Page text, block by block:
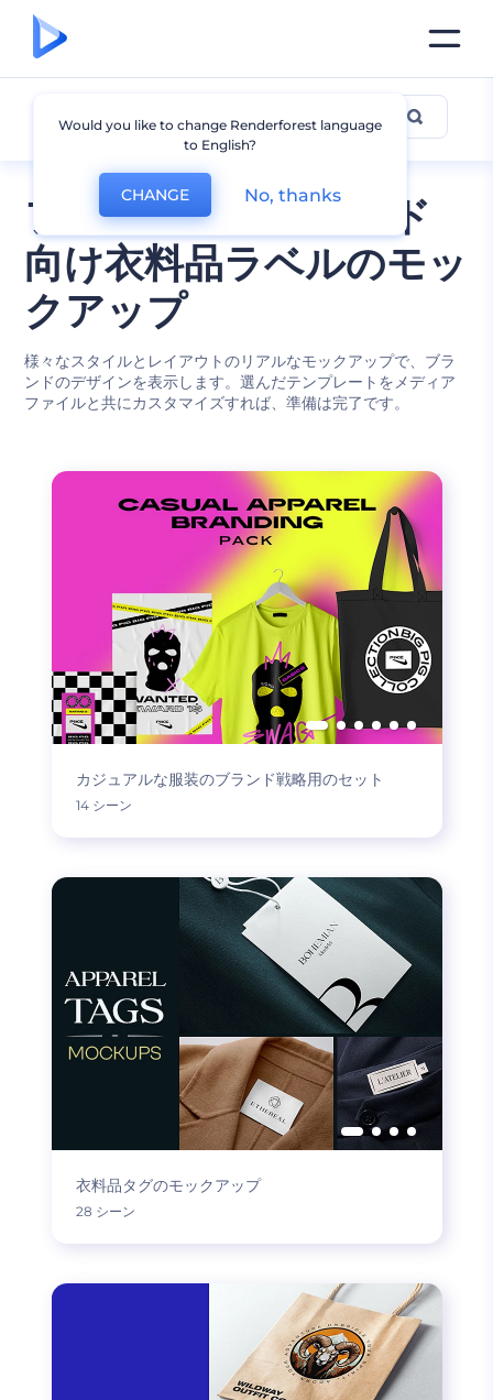
ファッションブランド
向け衣料品ラベルのモッ
クアップ
様々なスタイルとレイアウトのリアルなモックアップで、ブラ
ンドのデザインを表示します。選んだテンプレートをメディア
ファイルと共にカスタマイズすれば、準備は完了です。
衣料品ラベルのモックアップ
カジュアルな服装のブランド戦略用のセット
14 シーン
衣料品タグのモックアップ
28 シーン
Would you like to change Renderforest language
to English?
CHANGE No, thanks